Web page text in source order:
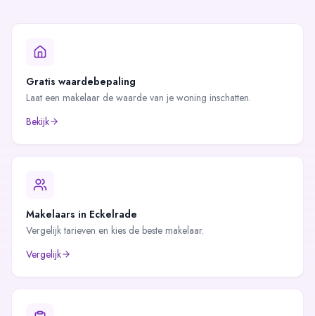
Gratis waardebepaling
Laat een makelaar de waarde van je woning inschatten.
Bekijk
Makelaars in Eckelrade
Vergelijk tarieven en kies de beste makelaar.
Vergelijk